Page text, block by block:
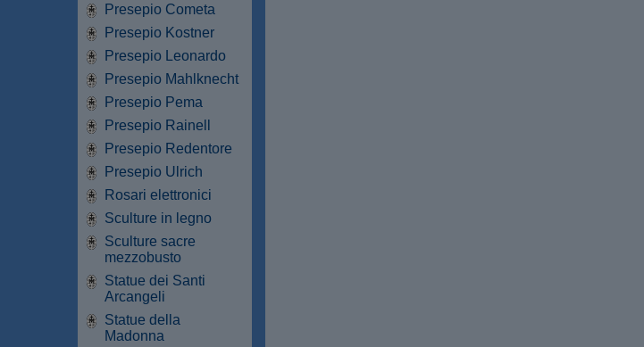
Presepio Cometa
Presepio Kostner
Presepio Leonardo
Presepio Mahlknecht
Presepio Pema
Presepio Rainell
Presepio Redentore
Presepio Ulrich
Rosari elettronici
Sculture in legno
Sculture sacre
mezzobusto
Statue dei Santi
Arcangeli
Statue della
Madonna